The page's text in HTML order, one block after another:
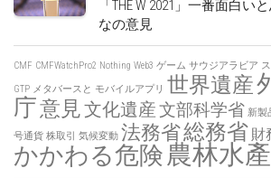
「THE W 2021」一番面白い
なの意見
CMF CMFWatchPro2 Nothing Web3 ゲーム サウジアラビア
GTP メタバースと モバイルアプリ 世界遺産
庁意見文化遺産文部科学省 新製
号通貨 株取引 気候変動 法務省総務省 財
かかわる危険農林水